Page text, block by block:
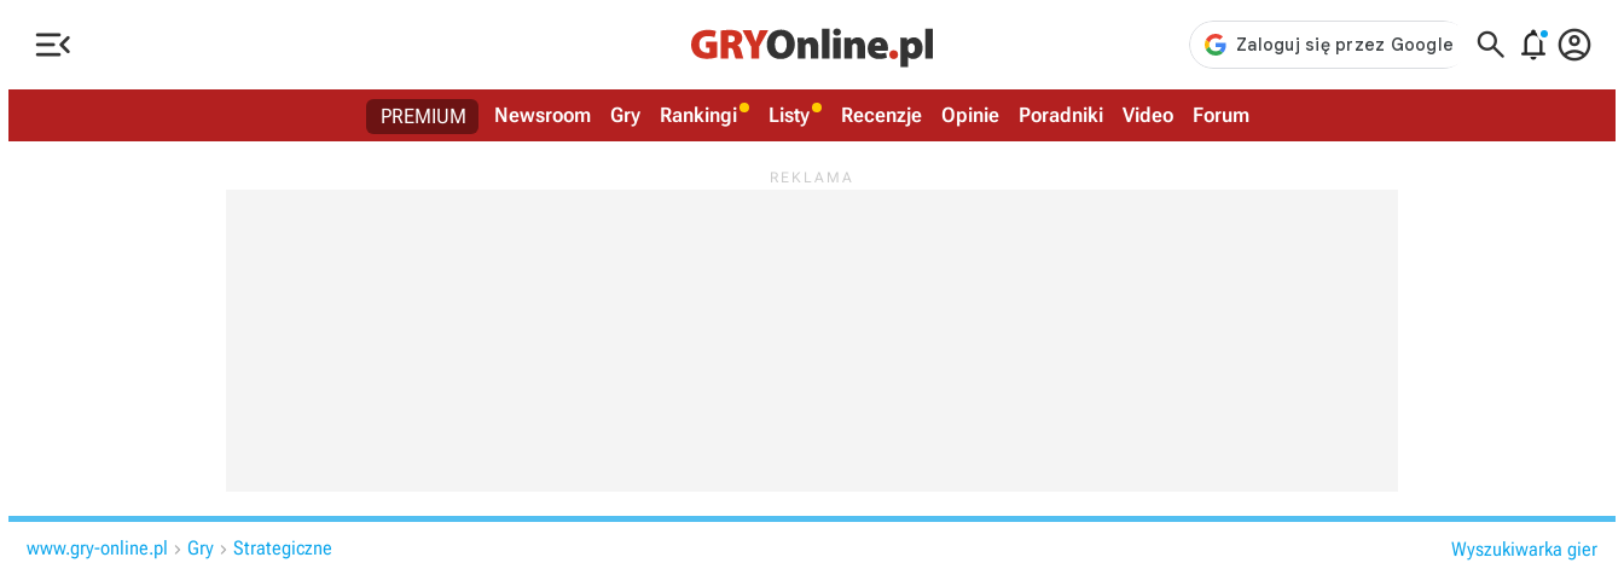
   
PREMIUM Newsroom Gry Rankingi Listy Recenzje Opinie Poradniki Video Forum
www.gry-online.pl  Gry  Strategiczne Wyszukiwarka gier